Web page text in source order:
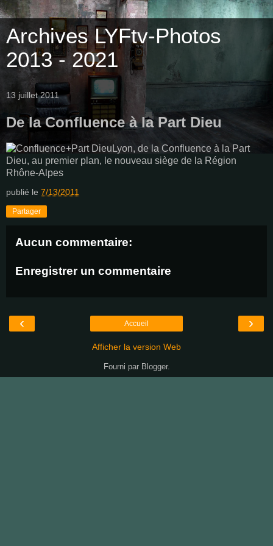
Archives LYFtv-Photos
2013 - 2021
13 juillet 2011
De la Confluence à la Part Dieu
Lyon, de la Confluence à la Part
Dieu, au premier plan, le nouveau siège de la Région
Rhône-Alpes
publié le 7/13/2011
Partager
Aucun commentaire:
Enregistrer un commentaire
‹ ›
Accueil
Afficher la version Web
Fourni par Blogger.